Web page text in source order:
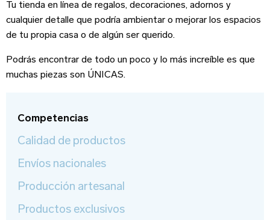
Tu tienda en línea de regalos, decoraciones, adornos y
cualquier detalle que podría ambientar o mejorar los espacios
de tu propia casa o de algún ser querido.
Podrás encontrar de todo un poco y lo más increíble es que
muchas piezas son ÚNICAS.
Competencias
Calidad de productos
Envíos nacionales
Producción artesanal
Productos exclusivos
Correo Electrónico*
Nombre
Teléfono
Sitio web
Iniciar sesión
Correo Electrónico